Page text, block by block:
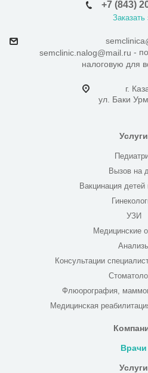
+7 (843)
Заказать
semclinica
semclinic.nalog@mail.ru -
налоговую для
г.
ул. Баки
Услуги
Вызов на
Вакцинация детей
УЗИ
Медицинские
Консультации
Флюорография,
Медицинская
Врачи
Услуги